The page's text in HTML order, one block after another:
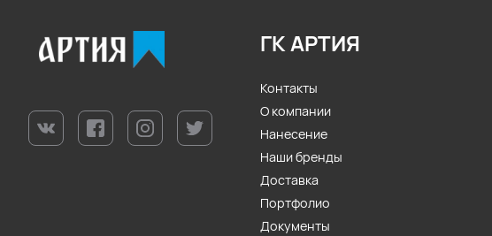
ГК АРТИЯ
Контакты
О компании
Нанесение
Наши бренды
Доставка
Портфолио
Документы